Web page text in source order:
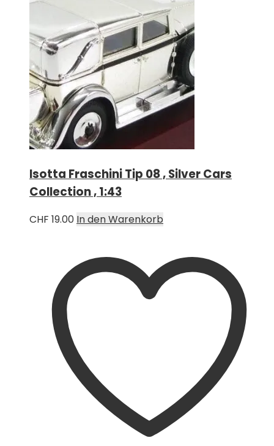
Isotta Fraschini Tip 08 , Silver Cars
Collection , 1:43
CHF 19.00 In den Warenkorb